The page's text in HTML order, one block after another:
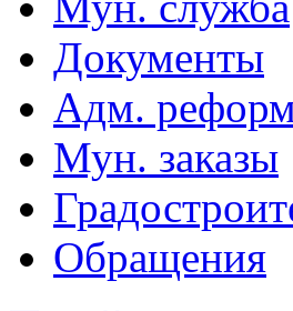
Документы
Адм.
Мун. заказы
Обращения